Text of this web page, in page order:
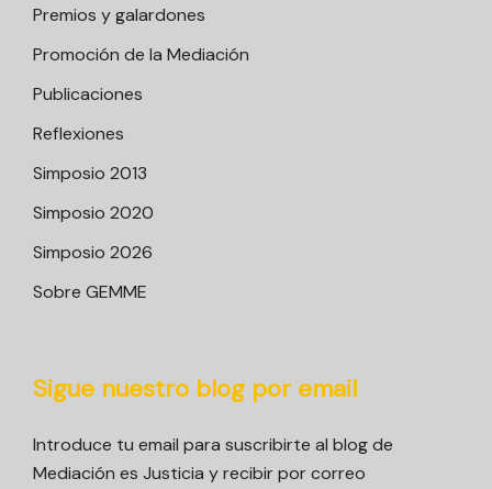
Premios y galardones
Promoción de la Mediación
Publicaciones
Reflexiones
Simposio 2013
Simposio 2020
Simposio 2026
Sobre GEMME
Sigue nuestro blog por email
Introduce tu email para suscribirte al blog de
Mediación es Justicia y recibir por correo